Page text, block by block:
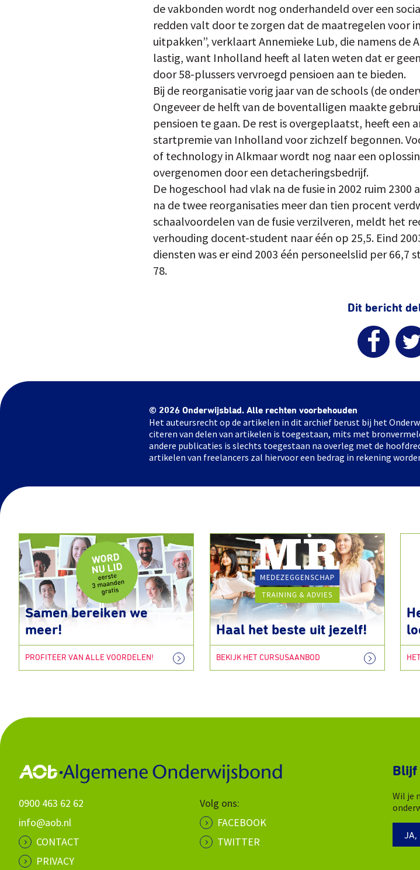
de vakbonden wordt nog onderhandeld over een
redden valt door te zorgen dat de maatregelen voor
uitpakken”, verklaart Annemieke Lub, die namens
lastig, want Inholland heeft al laten weten dat er
door 58-plussers vervroegd pensioen aan te bieden.
Bij de reorganisatie vorig jaar van de schools (de
Ongeveer de helft van de boventalligen maakte
pensioen te gaan. De rest is overgeplaatst, heeft een
startpremie van Inholland voor zichzelf begonnen.
of technology in Alkmaar wordt nog naar een
overgenomen door een detacheringsbedrijf.
De hogeschool had vlak na de fusie in 2002 ruim
na de twee reorganisaties meer dan tien procent
schaalvoordelen van de fusie verzilveren, meldt het
verhouding docent-student naar één op 25,5. Eind
diensten was er eind 2003 één personeelslid per 66,7
78.
Dit bericht
© 2026 Onderwijsblad. Alle rechten voorbehouden
Het auteursrecht op de artikelen in dit archief berust bij het
citeren van delen van artikelen is toegestaan, mits met
andere publicaties is slechts toegestaan na overleg met de
artikelen van freelancers zal hiervoor een bedrag in rekening
Samen bereiken we
meer!
PROFITEER VAN ALLE VOORDELEN!
Haal het beste uit jezelf!
BEKIJK HET CURSUSAANBOD
0900 463 62 62
info@aob.nl
CONTACT
PRIVACY
Volg ons:
FACEBOOK
TWITTER
Blijf
Wil je
JA,